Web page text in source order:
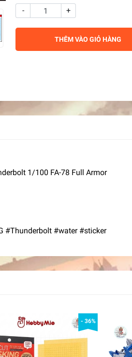
-
+
THÊM VÀO GIỎ HÀNG
1/100 FA-78 Full Armor
#Thunderbolt #water #sticker
- 36%